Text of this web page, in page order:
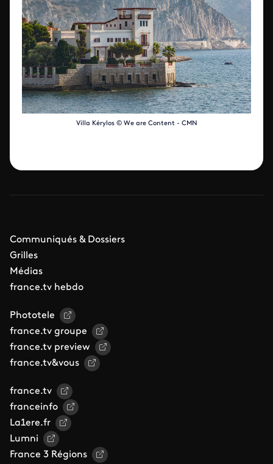
Villa Kérylos © We are Content - CMN
Communiqués & Dossiers
Grilles
Médias
france.tv hebdo
Phototele
france.tv groupe
france.tv preview
france.tv&vous
france.tv
franceinfo
La1ere.fr
Lumni
France 3 Régions